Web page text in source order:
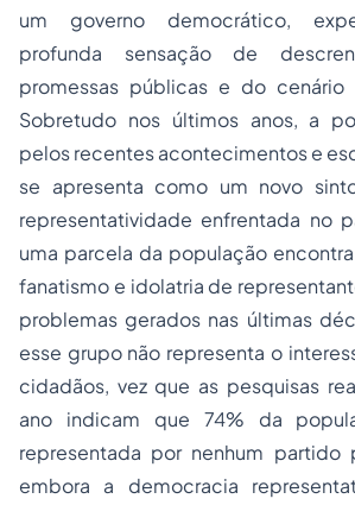
um governo democrático,
profunda sensação de
promessas públicas e do
Sobretudo nos últimos anos, a
pelos recentes acontecimentos e
se apresenta como um novo
representatividade enfrentada no
uma parcela da população
fanatismo e idolatria de
problemas gerados nas últimas
esse grupo não representa o
cidadãos, vez que as pesquisas
ano indicam que 74% da
representada por nenhum partido
embora a democracia